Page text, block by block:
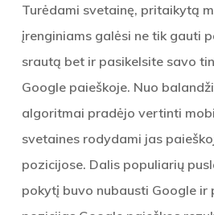
Turėdami svetainę, pritaikytą
įrenginiams galėsi ne tik gauti
srautą bet ir pasikelsite savo
Google paieškoje. Nuo
algoritmai pradėjo vertinti
svetaines rodydami jas
pozicijose. Dalis populiarių
pokytį buvo nubausti Google ir